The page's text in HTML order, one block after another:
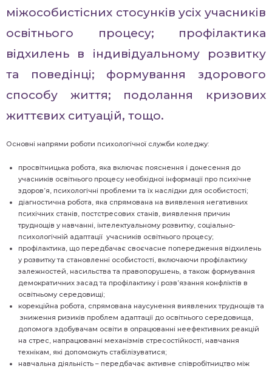
міжособистісних стосунків усіх учасників
освітнього процесу; профілактика
відхилень в індивідуальному розвитку
та поведінці; формування здорового
способу життя; подолання кризових
життєвих ситуацій, тощо.
Основні напрями роботи психологічної служби коледжу:
просвітницька робота, яка включає пояснення і донесення до
учасників освітнього процесу необхідної інформації про психічне
здоров’я, психологічні проблеми та їх наслідки для особистості;
діагностична робота, яка спрямована на виявлення негативних
психічних станів, постстресових станів, виявлення причин
труднощів у навчанні, інтелектуальному розвитку, соціально-
психологічній адаптації учасників освітнього процесу;
профілактика, що передбачає своєчасне попередження відхилень
у розвитку та становленні особистості, включаючи профілактику
залежностей, насильства та правопорушень, а також формування
демократичних засад та профілактику і розв’язання конфліктів в
освітньому середовищі;
корекційна робота, спрямована наусунення виявлених труднощів та
зниження ризиків проблем адаптації до освітнього середовища,
допомога здобувачам освіти в опрацюванні неефективних реакцій
на стрес, напрацюванні механізмів стресостійкості, навчання
технікам, які допоможуть стабілізуватися;
навчальна діяльність – передбачає активне співробітництво між